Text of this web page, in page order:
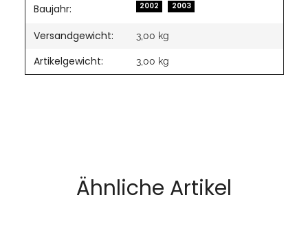
Baujahr: 2002 2003
Versandgewicht: 3,00 kg
Artikelgewicht: 3,00 kg
Ähnliche Artikel